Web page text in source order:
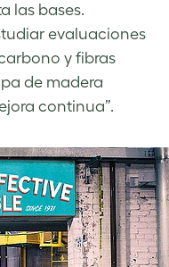
las bases.
evaluaciones
y fibras
de madera
continua”.